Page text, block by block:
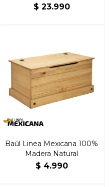
Nogal
$ 23.990
Baúl Linea Mexicana 100%
Madera Natural
$ 4.990